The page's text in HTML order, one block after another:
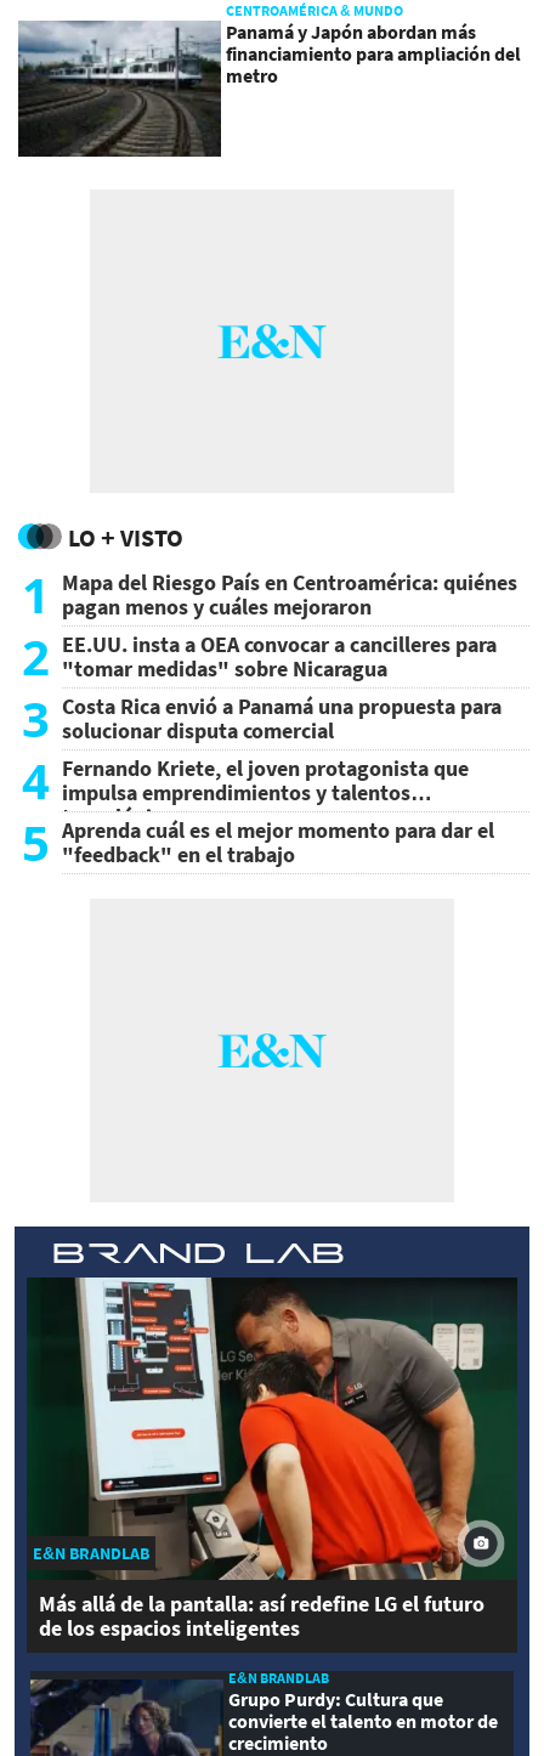
CENTROAMÉRICA & MUNDO
Panamá y Japón abordan más
financiamiento para ampliación del
metro
LO + VISTO
1
Mapa del Riesgo País en Centroamérica: quiénes
pagan menos y cuáles mejoraron
2 EE.UU. insta a OEA convocar a cancilleres para
"tomar medidas" sobre Nicaragua
3 Costa Rica envió a Panamá una propuesta para
solucionar disputa comercial
4 Fernando Kriete, el joven protagonista que
impulsa emprendimientos y talentos
tecnológicos
5 Aprenda cuál es el mejor momento para dar el
"feedback" en el trabajo
E&N BRANDLAB
Más allá de la pantalla: así redefine LG el futuro
de los espacios inteligentes
E&N BRANDLAB
Grupo Purdy: Cultura que
convierte el talento en motor de
crecimiento